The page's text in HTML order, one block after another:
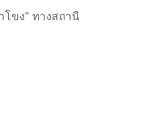
โขง" ทางสถานี